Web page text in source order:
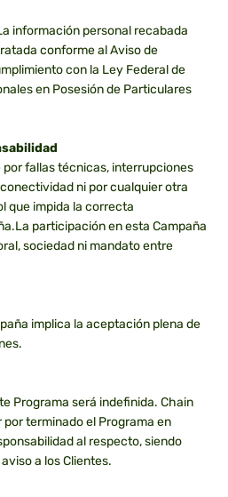
información personal recabada
conforme al Aviso de
con la Ley Federal de
en Posesión de Particulares
por fallas técnicas, interrupciones
ni por cualquier otra
que impida la correcta
participación en esta Campaña
sociedad ni mandato entre
implica la aceptación plena de
Programa será indefinida. Chain
terminado el Programa en
al respecto, siendo
a los Clientes.